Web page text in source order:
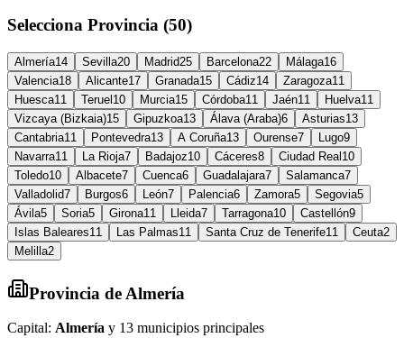
Selecciona Provincia (50)
Almería14 Sevilla20 Madrid25 Barcelona22 Málaga16
Valencia18 Alicante17 Granada15 Cádiz14 Zaragoza11
Huesca11 Teruel 10 Murcia15 Córdoba11 Jaén11 Huelva11
Vizcaya (Bizkaia)15 Gipuzkoa13 Álava (Araba)6 Asturias13
Cantabria11 Pontevedra13 A Coruña13 Ourense7 Lugo9
Navarra11 La Rioja7 Badajoz10 Cáceres8 Ciudad Real 10
Toledo10 Albacete7 Cuenca6 Guadalajara7 Salamanca7
Valladolid7 Burgos6 León7 Palencia6 Zamora5 Segovia5
Ávila5 Soria5 Girona11 Lleida7 Tarragona10 Castellón9
Islas Baleares11 Las Palmas11 Santa Cruz de Tenerife11 Ceuta2
Melilla2
Provincia de Almería
Capital: Almería y 13 municipios principales